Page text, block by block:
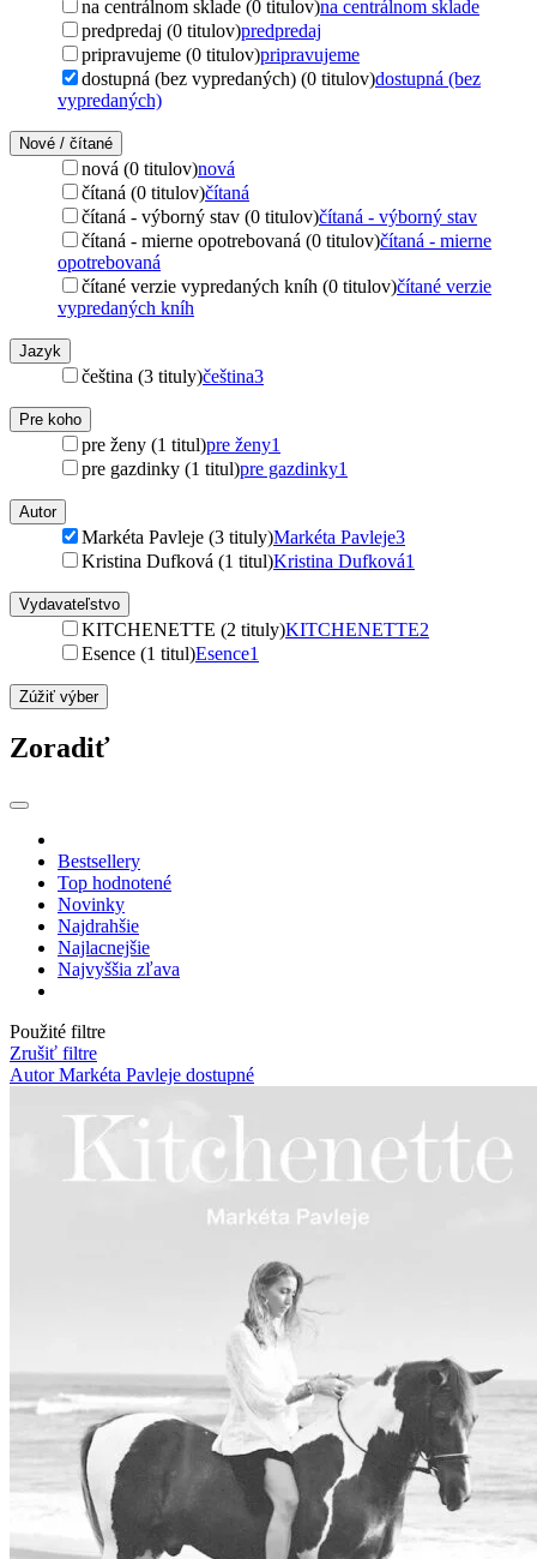
na centrálnom sklade (0 titulov)na centrálnom sklade
predpredaj (0 titulov)predpredaj
pripravujeme (0 titulov)pripravujeme
dostupná (bez vypredaných) (0 titulov)dostupná (bez
vypredaných)
Nové / čítané
nová (0 titulov)nová
čítaná (0 titulov)čítaná
čítaná - výborný stav (0 titulov)čítaná - výborný stav
čítaná - mierne opotrebovaná (0 titulov)čítaná - mierne
opotrebovaná
čítané verzie vypredaných kníh (0 titulov)čítané verzie
vypredaných kníh
Jazyk
čeština (3 tituly)čeština3
Pre koho
pre ženy (1 titul)pre ženy1
pre gazdinky (1 titul)pre gazdinky1
Autor
Markéta Pavleje (3 tituly)Markéta Pavleje3
Kristina Dufková (1 titul)Kristina Dufková1
Vydavateľstvo
KITCHENETTE (2 tituly)KITCHENETTE2
Esence (1 titul)Esence1
Zúžiť výber
Zoradiť
Bestsellery
Top hodnotené
Novinky
Najdrahšie
Najlacnejšie
Najvyššia zľava
Použité filtre
Zrušiť filtre
Autor Markéta Pavleje dostupné